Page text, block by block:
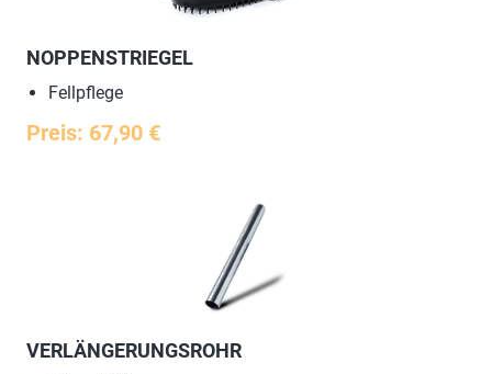
NOPPENSTRIEGEL
Fellpflege
Preis: 67,90 €
VERLÄNGERUNGSROHR